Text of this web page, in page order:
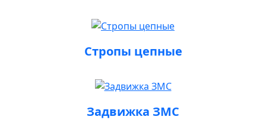
Стропы цепные
Задвижка ЗМС